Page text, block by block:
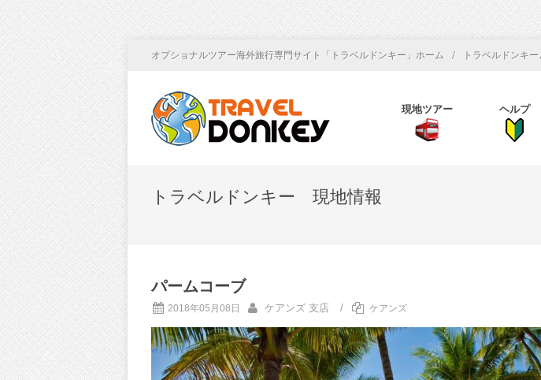
オプショナルツアー海外旅行専門サイト「トラベルドンキー」ホーム / トラベルドンキー
現地ツアー ヘルプ
トラベルドンキー 現地情報
パームコーブ
2018年05月08日 ケアンズ 支店 / ケアンズ